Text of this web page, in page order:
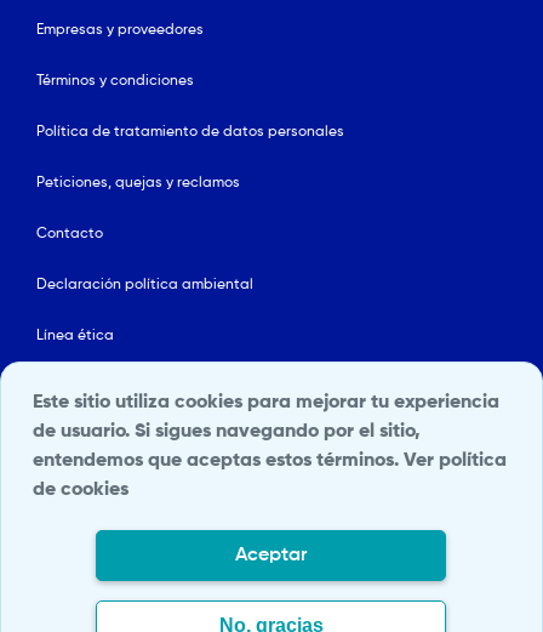
Fundación Santa Fe de Bogotá© 2026. Todos los derechos
reservados
Empresas y proveedores
Términos y condiciones
Política de tratamiento de datos personales
Peticiones, quejas y reclamos
Contacto
Declaración política ambiental
Línea ética
Política de Seguridad y Salud en el Trabajo
Portal Terceros
Transparencia y acceso a la información pública
Este sitio utiliza cookies para mejorar tu experiencia
de usuario. Si sigues navegando por el sitio,
entendemos que aceptas estos términos.Ver política
de cookies
Aceptar
No, gracias